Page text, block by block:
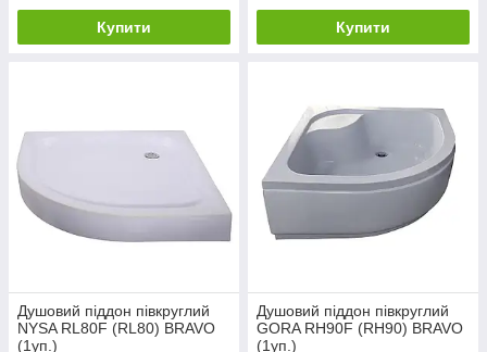
Купити Купити
Душовий піддон півкруглий
NYSA RL80F (RL80) BRAVO
(1уп.)
Душовий піддон півкруглий
GORA RH90F (RH90) BRAVO
(1уп.)